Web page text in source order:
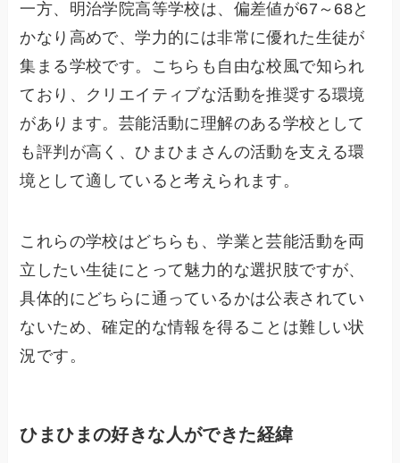
一方、明治学院高等学校は、偏差値が67～68と
かなり高めで、学力的には非常に優れた生徒が
集まる学校です。こちらも自由な校風で知られ
ており、クリエイティブな活動を推奨する環境
があります。芸能活動に理解のある学校として
も評判が高く、ひまひまさんの活動を支える環
境として適していると考えられます。
これらの学校はどちらも、学業と芸能活動を両
立したい生徒にとって魅力的な選択肢ですが、
具体的にどちらに通っているかは公表されてい
ないため、確定的な情報を得ることは難しい状
況です。
ひまひまの好きな人ができた経緯